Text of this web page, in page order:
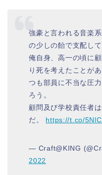
強豪と言われる音楽
の少しの飴で支配して
俺自身、高一の頃に
り死を考えたことが
つも部員に不当な圧
ろう。
顧問及び学校責任者
だ。 https://t.co/
— Craft@KING
2022